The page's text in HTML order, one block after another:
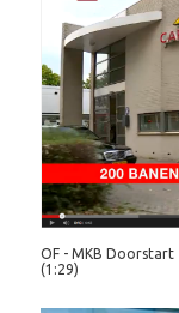
OF - MKB
(1:29)